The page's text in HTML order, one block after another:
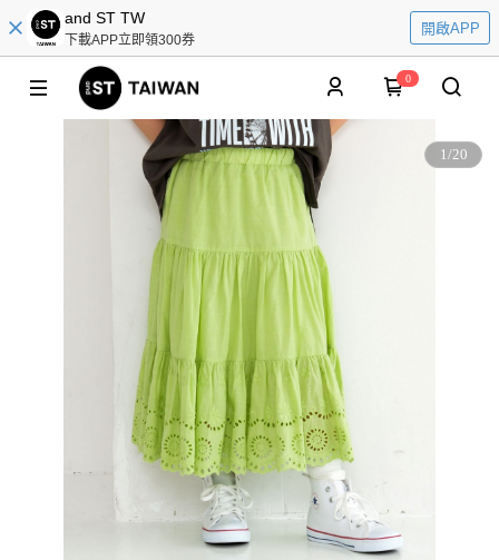
and ST TW
下載APP立即領300券
開啟APP
0
1/20